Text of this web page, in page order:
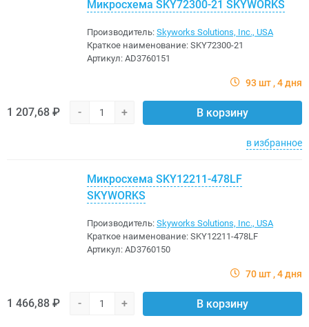
Микросхема SKY72300-21 SKYWORKS
Производитель: Skyworks Solutions, Inc., USA
Краткое наименование: SKY72300-21
Артикул: AD3760151
93 шт 4 дня
1 207,68 ₽ - + В корзину
в избранное
Микросхема SKY12211-478LF
SKYWORKS
Производитель: Skyworks Solutions, Inc., USA
Краткое наименование: SKY12211-478LF
Артикул: AD3760150
70 шт 4 дня
1 466,88 ₽ - + В корзину